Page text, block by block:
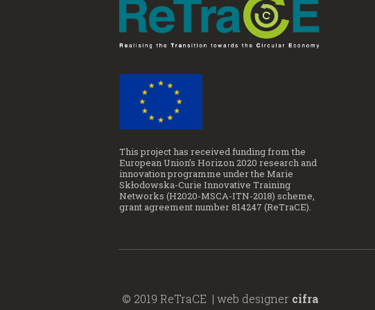
This project has received funding from the
European Union’s Horizon 2020 research and
innovation programme under the Marie
Skłodowska-Curie Innovative Training
Networks (H2020-MSCA-ITN-2018) scheme,
grant agreement number 814247 (ReTraCE).
© 2019 ReTraCE | web designer cifra